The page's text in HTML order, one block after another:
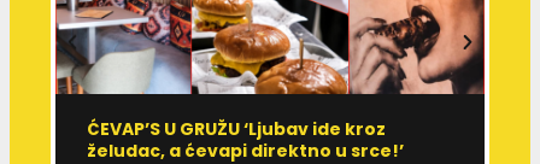
ĆEVAP’S U GRUŽU ‘Ljubav ide kroz
želudac, a ćevapi direktno u srce!’